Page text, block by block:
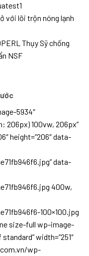
với lõi trộn nóng lạnh
Thụy Sỹ chống
NSF
5934″
206px) 100vw, 206px”
height=”206″ data-
data-
400w,
100×100.jpg
size-full wp-image-
width=”251″
wp-